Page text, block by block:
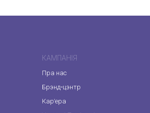
КАМПАНІЯ
Пра нас
Брэнд-цэнтр
Кар'ера